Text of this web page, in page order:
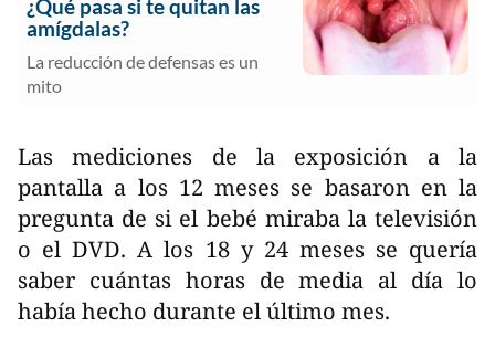
¿Qué pasa si te quitan las
amígdalas?
La reducción de defensas es un
mito
Las mediciones de la exposición a la
pantalla a los 12 meses se basaron en la
pregunta de si el bebé miraba la televisión
o el DVD. A los 18 y 24 meses se quería
saber cuántas horas de media al día lo
había hecho durante el último mes.